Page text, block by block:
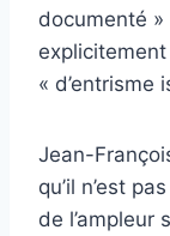
documenté
explicitement
« d’entrisme
Jean-
qu’il n’est
de l’ampleur